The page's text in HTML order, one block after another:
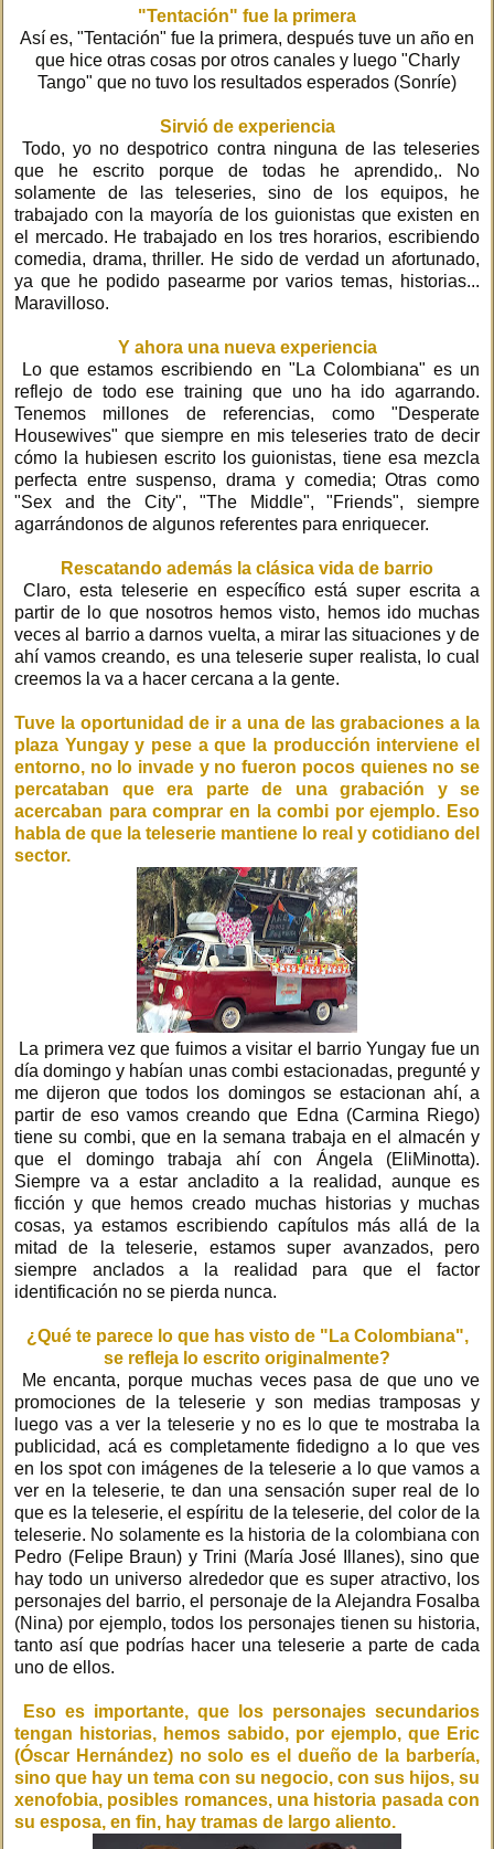
"Tentación" fue la primera
Así es, "Tentación" fue la primera, después tuve un año en
que hice otras cosas por otros canales y luego "Charly
Tango" que no tuvo los resultados esperados (Sonríe)
Sirvió de experiencia
Todo, yo no despotrico contra ninguna de las teleseries
que he escrito porque de todas he aprendido,. No
solamente de las teleseries, sino de los equipos, he
trabajado con la mayoría de los guionistas que existen en
el mercado. He trabajado en los tres horarios, escribiendo
comedia, drama, thriller. He sido de verdad un afortunado,
ya que he podido pasearme por varios temas, historias...
Maravilloso.
Y ahora una nueva experiencia
Lo que estamos escribiendo en "La Colombiana" es un
reflejo de todo ese training que uno ha ido agarrando.
Tenemos millones de referencias, como "Desperate
Housewives" que siempre en mis teleseries trato de decir
cómo la hubiesen escrito los guionistas, tiene esa mezcla
perfecta entre suspenso, drama y comedia; Otras como
"Sex and the City", "The Middle", "Friends", siempre
agarrándonos de algunos referentes para enriquecer.
Rescatando además la clásica vida de barrio
Claro, esta teleserie en específico está super escrita a
partir de lo que nosotros hemos visto, hemos ido muchas
veces al barrio a darnos vuelta, a mirar las situaciones y de
ahí vamos creando, es una teleserie super realista, lo cual
creemos la va a hacer cercana a la gente.
Tuve la oportunidad de ir a una de las grabaciones a la
plaza Yungay y pese a que la producción interviene el
entorno, no lo invade y no fueron pocos quienes no se
percataban que era parte de una grabación y se
acercaban para comprar en la combi por ejemplo. Eso
habla de que la teleserie mantiene lo real y cotidiano del
sector.
La primera vez que fuimos a visitar el barrio Yungay fue un
día domingo y habían unas combi estacionadas, pregunté y
me dijeron que todos los domingos se estacionan ahí, a
partir de eso vamos creando que Edna (Carmina Riego)
tiene su combi, que en la semana trabaja en el almacén y
que el domingo trabaja ahí con Ángela (EliMinotta).
Siempre va a estar ancladito a la realidad, aunque es
ficción y que hemos creado muchas historias y muchas
cosas, ya estamos escribiendo capítulos más allá de la
mitad de la teleserie, estamos super avanzados, pero
siempre anclados a la realidad para que el factor
identificación no se pierda nunca.
¿Qué te parece lo que has visto de "La Colombiana",
se refleja lo escrito originalmente?
Me encanta, porque muchas veces pasa de que uno ve
promociones de la teleserie y son medias tramposas y
luego vas a ver la teleserie y no es lo que te mostraba la
publicidad, acá es completamente fidedigno a lo que ves
en los spot con imágenes de la teleserie a lo que vamos a
ver en la teleserie, te dan una sensación super real de lo
que es la teleserie, el espíritu de la teleserie, del color de la
teleserie. No solamente es la historia de la colombiana con
Pedro (Felipe Braun) y Trini (María José Illanes), sino que
hay todo un universo alrededor que es super atractivo, los
personajes del barrio, el personaje de la Alejandra Fosalba
(Nina) por ejemplo, todos los personajes tienen su historia,
tanto así que podrías hacer una teleserie a parte de cada
uno de ellos.
Eso es importante, que los personajes secundarios
tengan historias, hemos sabido, por ejemplo, que Eric
(Óscar Hernández) no solo es el dueño de la barbería,
sino que hay un tema con su negocio, con sus hijos, su
xenofobia, posibles romances, una historia pasada con
su esposa, en fin, hay tramas de largo aliento.